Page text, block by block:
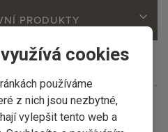
cookies
používáme
z nich jsou nezbytné,
vylepšit tento web a
PRODUKTY